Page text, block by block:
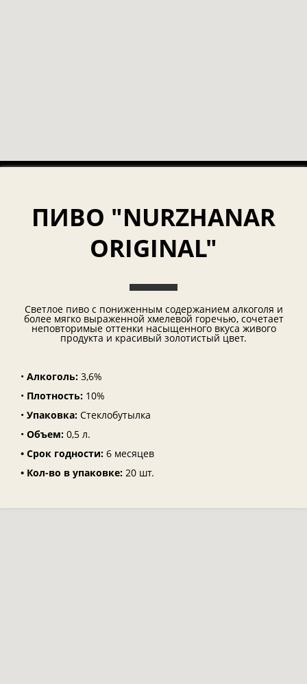
ПИВО "NURZHANAR
ORIGINAL"
Светлое пиво с пониженным содержанием алкоголя и
более мягко выраженной хмелевой горечью, сочетает
неповторимые оттенки насыщенного вкуса живого
продукта и красивый золотистый цвет.
• Алкоголь: 3,6%
• Плотность: 10%
• Упаковка: Стеклобутылка
• Объем: 0,5 л.
• Срок годности: 6 месяцев
• Кол-во в упаковке: 20 шт.